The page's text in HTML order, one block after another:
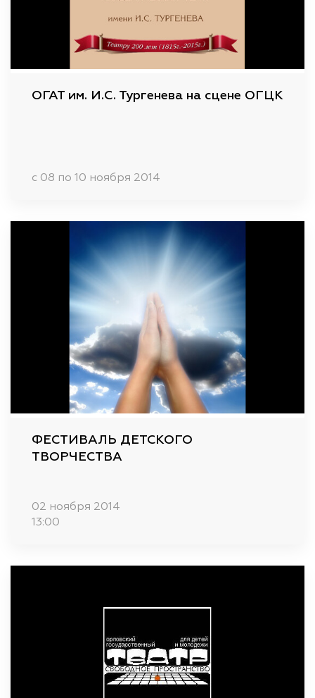
ОГАТ им. И.С. Тургенева на сцене ОГЦК
c 08 по 10 ноября 2014
ФЕСТИВАЛЬ ДЕТСКОГО
ТВОРЧЕСТВА
02 ноября 2014
13:00